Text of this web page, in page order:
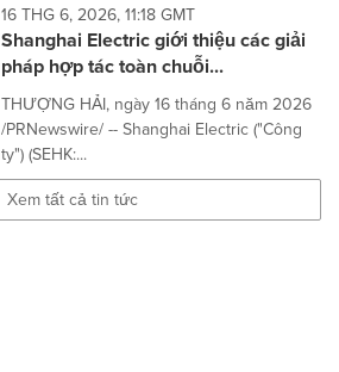
16 THG 6, 2026, 11:18 GMT
Shanghai Electric giới thiệu các giải
pháp hợp tác toàn chuỗi...
THƯỢNG HẢI, ngày 16 tháng 6 năm 2026
/PRNewswire/ -- Shanghai Electric ("Công
ty") (SEHK:...
Xem tất cả tin tức